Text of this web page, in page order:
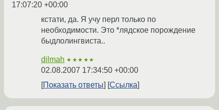
17:07:20 +00:00
кстати, да. Я учу перл только по
необходимости. Это *лядское порождение
быдлолингвиста..
dilmah ★★★★★
02.08.2007 17:34:50 +00:00
Показать ответы
Ссылка